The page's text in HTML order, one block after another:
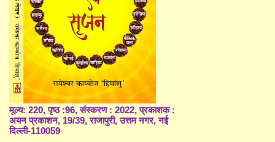
मूल्य: 220, पृष्ठ :96, संस्करण : 2022, प्रकाशक :
अयन प्रकाशन, 19/39, राजापुरी, उत्तम नगर, नई
दिल्ली-110059